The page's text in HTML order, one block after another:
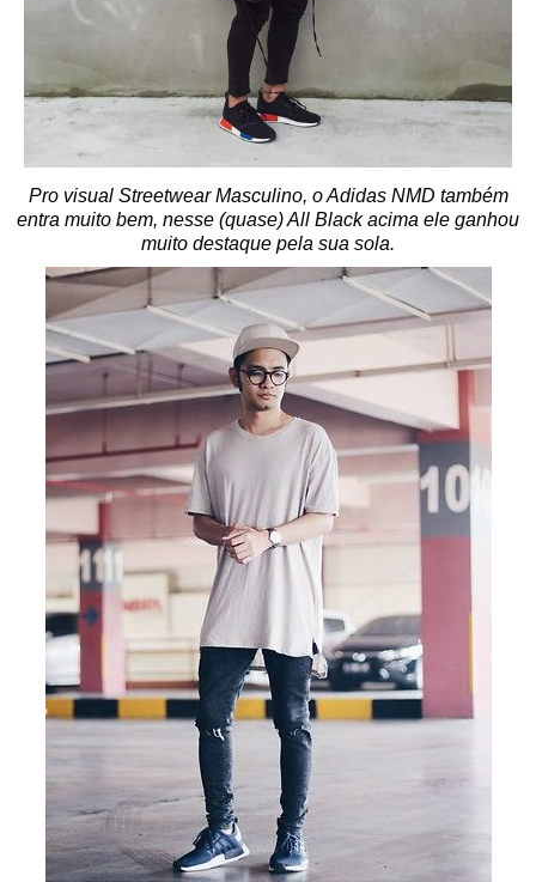
Pro visual Streetwear Masculino, o Adidas NMD também
entra muito bem, nesse (quase) All Black acima ele ganhou
muito destaque pela sua sola.